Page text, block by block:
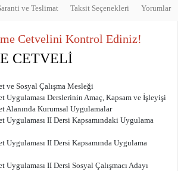
ve Teslimat Taksit Seçenekleri Yorumlar
Cetvelini Kontrol Ediniz!
CETVELİ
ve Sosyal Çalışma Mesleği
Uygulaması Derslerinin Amaç, Kapsam ve İşleyişi
Alanında Kurumsal Uygulamalar
Uygulaması II Dersi Kapsamındaki Uygulama
Uygulaması II Dersi Kapsamında Uygulama
Uygulaması II Dersi Sosyal Çalışmacı Adayı